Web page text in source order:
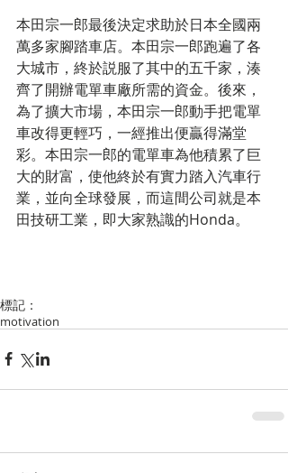
本田宗一郎最後決定求助於日本全國兩
萬多家腳踏車店。本田宗一郎跑遍了各
大城市，終於説服了其中的五千家，湊
齊了開辦電單車廠所需的資金。後來，
為了擴大市場，本田宗一郎動手把電單
車改得更輕巧，一經推出便贏得滿堂
彩。本田宗一郎的電單車為他積累了巨
大的財富，使他終於有實力踏入汽車行
業，並向全球發展，而這間公司就是本
田技研工業，即大家熟識的Honda。
標記：
motivation